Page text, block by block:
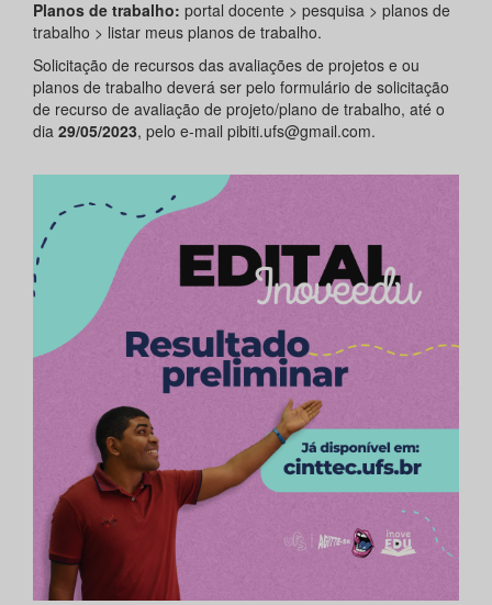
Planos de trabalho: portal docente > pesquisa > planos de
trabalho > listar meus planos de trabalho.
Solicitação de recursos das avaliações de projetos e ou
planos de trabalho deverá ser pelo formulário de solicitação
de recurso de avaliação de projeto/plano de trabalho, até o
dia 29/05/2023, pelo e-mail pibiti.ufs@gmail.com.